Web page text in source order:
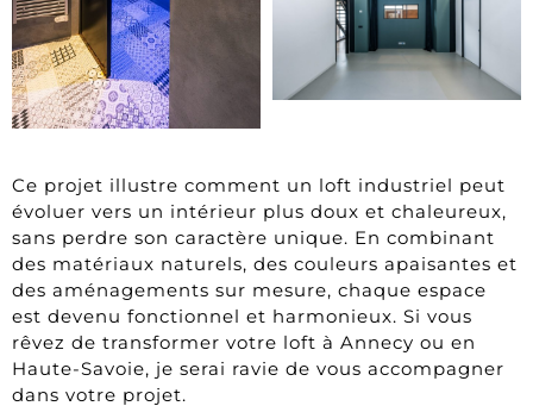
Ce projet illustre comment un loft industriel peut
évoluer vers un intérieur plus doux et chaleureux,
sans perdre son caractère unique. En combinant
des matériaux naturels, des couleurs apaisantes et
des aménagements sur mesure, chaque espace
est devenu fonctionnel et harmonieux. Si vous
rêvez de transformer votre loft à Annecy ou en
Haute-Savoie, je serai ravie de vous accompagner
dans votre projet.